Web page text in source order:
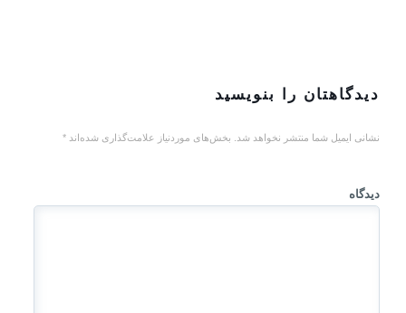
دیدگاهتان را بنویسید
نشانی ایمیل شما منتشر نخواهد شد. بخش‌های موردنیاز علامت‌گذاری شده‌اند *
دیدگاه